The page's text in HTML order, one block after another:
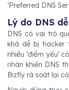
‘Preferred DNS
Lý do DNS
DNS có vai trò
khá dễ bị hacker
nhiều ‘điểm yếu’
nhân khiến DNS
Bizfly rà soát lại